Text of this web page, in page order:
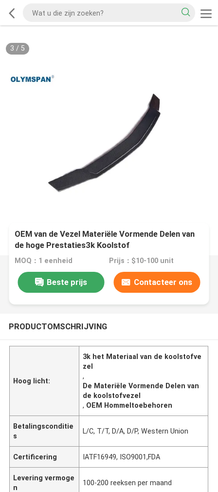
3 / 5
OEM van de Vezel Materiële Vormende Delen van
de hoge Prestaties3k Koolstof
Hommeltoebehoren
MOQ：1 eenheid Prijs：$10-100 unit
Beste prijs Contacteer ons
PRODUCTOMSCHRIJVING
Hoog licht:
3k het Materiaal van de koolstofve
zel
,
De Materiële Vormende Delen van
de koolstofvezel
, OEM Hommeltoebehoren
Betalingsconditie
s
L/C, T/T, D/A, D/P, Western Union
Certificering IATF16949, ISO9001,FDA
Levering vermoge
n
100-200 reeksen per maand